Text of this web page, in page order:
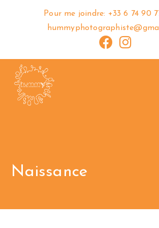
Pour me joindre: +33 6 74 90
Naissance